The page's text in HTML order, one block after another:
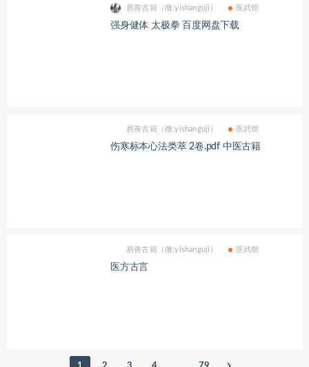
易善古籍（微:yishanguji） 医武馆
强身健体 太极拳 百度网盘下载
易善古籍（微:yishanguji） 医武馆
伤寒标本心法类萃 2卷.pdf 中医古籍
易善古籍（微:yishanguji） 医武馆
医方古言